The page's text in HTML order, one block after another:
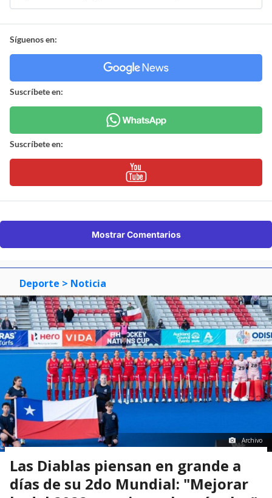
Síguenos en:
Suscríbete en:
Suscríbete en:
Mostrar Comentarios
Deporte > Noticia
Archivo
Las Diablas piensan en grande a
días de su 2do Mundial: "Mejorar